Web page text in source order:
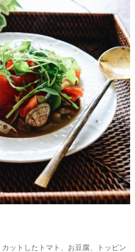
ットしたトマト、お豆腐、トッピン